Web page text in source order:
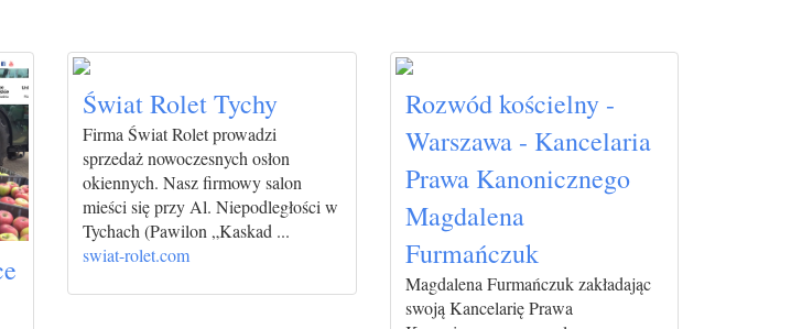
Świat Rolet Tychy
Firma Świat Rolet prowadzi
sprzedaż nowoczesnych osłon
okiennych. Nasz firmowy salon
mieści się przy Al. Niepodległości w
Tychach (Pawilon „Kaskad ...
swiat-rolet.com
Rozwód kościelny -
Warszawa - Kancelaria
Prawa Kanonicznego
Magdalena
Furmańczuk
Magdalena Furmańczuk zakładając
swoją Kancelarię Prawa